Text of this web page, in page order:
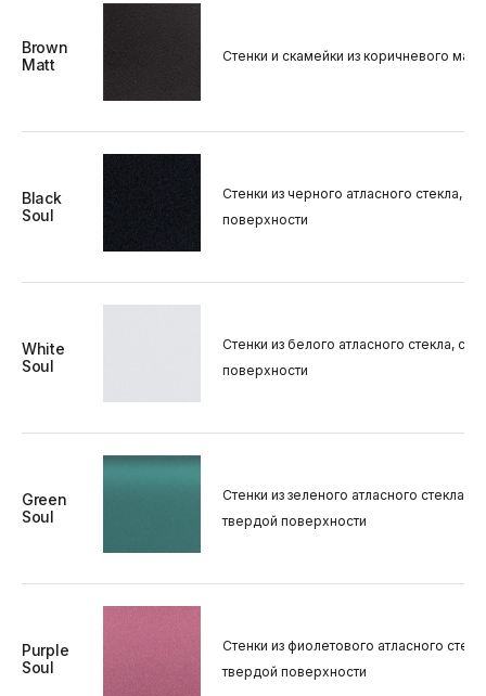
Brown
Matt
Стенки и скамейки из коричневого
Black
Soul
Стенки из черного атласного стекла,
поверхности
White
Soul
Стенки из белого атласного стекла,
поверхности
Green
Soul
Стенки из зеленого атласного стекла,
твердой поверхности
Purple
Soul
Стенки из фиолетового атласного
твердой поверхности